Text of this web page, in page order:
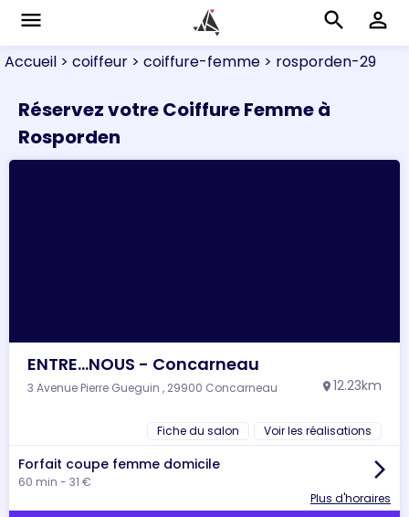
menu search perm_identity
Accueil > coiffeur > coiffure-femme > rosporden-29
Réservez votre Coiffure Femme à
Rosporden
ENTRE...NOUS - Concarneau
3 Avenue Pierre Gueguin , 29900 Concarneau location_on 12.23km
Fiche du salon Voir les réalisations
Forfait coupe femme domicile
60 min - 31 €
arrow_forward_ios
Plus d'horaires